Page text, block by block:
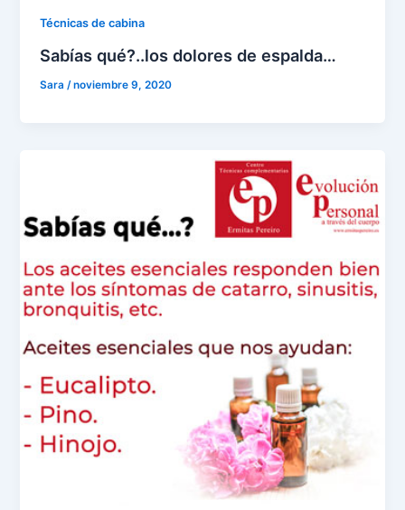
Técnicas de cabina
Sabías qué?..los dolores de espalda…
Sara /noviembre 9, 2020